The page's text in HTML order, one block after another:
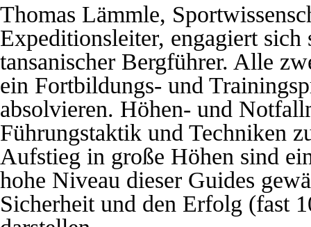
Thomas Lämmle,
Expeditionsleiter, engagiert
tansanischer Bergführer. Alle
ein Fortbildungs- und
absolvieren. Höhen- und
Führungstaktik und Techniken
Aufstieg in große Höhen sind
hohe Niveau dieser Guides
Sicherheit und den Erfolg (fast